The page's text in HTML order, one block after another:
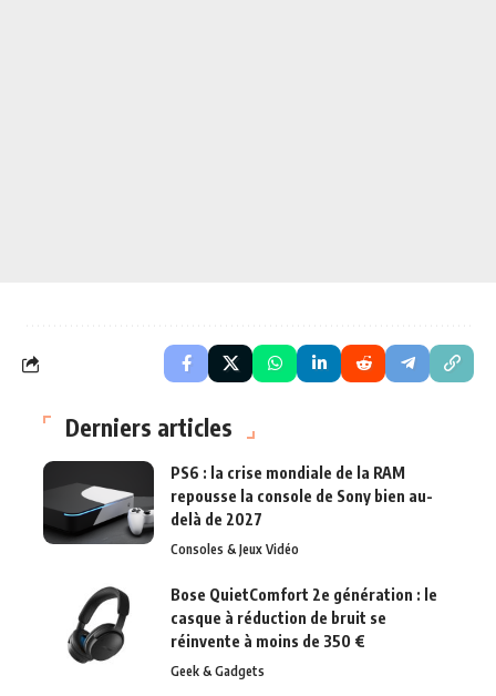
Derniers articles
PS6 : la crise mondiale de la RAM
repousse la console de Sony bien au-
delà de 2027
Consoles & Jeux Vidéo
Bose QuietComfort 2e génération : le
casque à réduction de bruit se
réinvente à moins de 350 €
Geek & Gadgets